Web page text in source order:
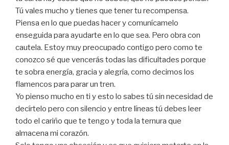
Tú vales mucho y tienes que tener tu recompensa.
Piensa en lo que puedas hacer y comunícamelo
enseguida para ayudarte en lo que sea. Pero obra con
cautela. Estoy muy preocupado contigo pero como te
conozco sé que vencerás todas las dificultades porque
te sobra energía, gracia y alegría, como decimos los
flamencos para parar un tren.
Yo pienso mucho en ti y esto lo sabes tú sin necesidad de
decírtelo pero con silencio y entre líneas tú debes leer
todo el cariño que te tengo y toda la ternura que
almacena mi corazón.